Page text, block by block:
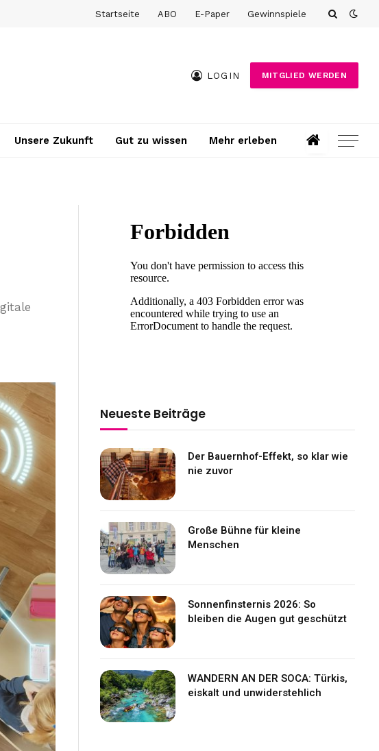
Startseite ABO E-Paper Gewinnspiele
LOGIN MITGLIED WERDEN
Unsere Zukunft Gut zu wissen Mehr erleben
Neueste Beiträge
Der Bauernhof-Effekt, so klar wie
nie zuvor
Große Bühne für kleine
Menschen
Sonnenfinsternis 2026: So
bleiben die Augen gut geschützt
WANDERN AN DER SOCA: Türkis,
eiskalt und unwiderstehlich